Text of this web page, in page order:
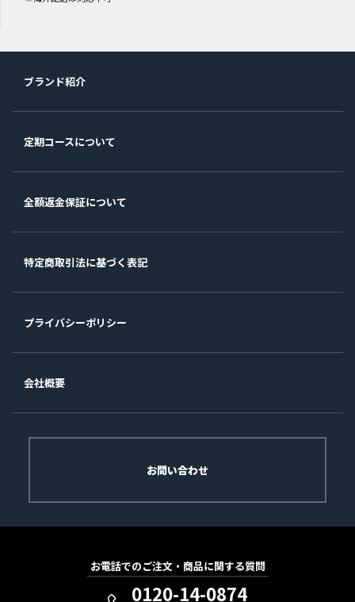
ブランド紹介
定期コースについて
全額返金保証について
特定商取引法に基づく表記
プライバシーポリシー
会社概要
お問い合わせ
お電話でのご注文・商品に関する質問
0120-14-0874